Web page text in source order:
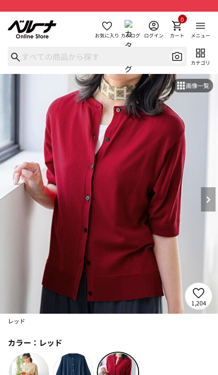
お気に入り カタログ ログイン カート
0
メニュー
カテゴリ
画像一覧
1,204
レッド
カラー： レッド